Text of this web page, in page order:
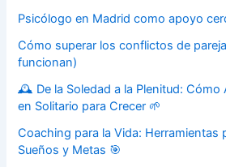
Psicólogo en Madrid como apoyo
Cómo superar los conflictos de
funcionan)
🕰️ De la Soledad a la Plenitud: Cómo
en Solitario para Crecer 🌱
Coaching para la Vida: Herramientas
Sueños y Metas 🎯